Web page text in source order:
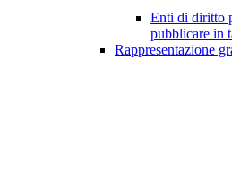
Enti di diritto
pubblicare in
Rappresentazione